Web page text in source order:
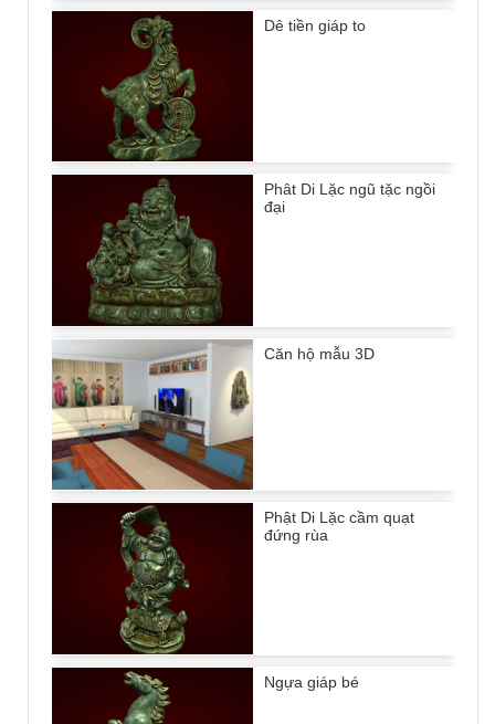
Dê tiền giáp to
Phât Di Lặc ngũ tặc ngồi
đại
Căn hộ mẫu 3D
Phật Di Lặc cầm quạt
đứng rùa
Ngựa giáp bé